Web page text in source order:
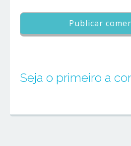
Seja o primeiro a